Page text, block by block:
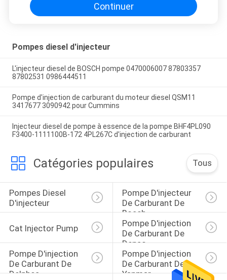
Continuer
Pompes diesel d'injecteur
L'injecteur diesel de BOSCH pompe 0470006007 87803357
87802531 0986444511
Pompe d'injection de carburant du moteur diesel QSM11
3417677 3090942 pour Cummins
Injecteur diesel de pompe à essence de la pompe BHF4PL090
F3400-1111100B-172 4PL267C d'injection de carburant
Catégories populaires Tous
Pompes Diesel
D'injecteur
Pompe D'injecteur
De Carburant De
Bosch
Cat Injector Pump
Pompe D'injection
De Carburant De
Denso
Pompe D'injection
De Carburant De
Delphes
Pompe D'injection
De Carburant De
Yanmar